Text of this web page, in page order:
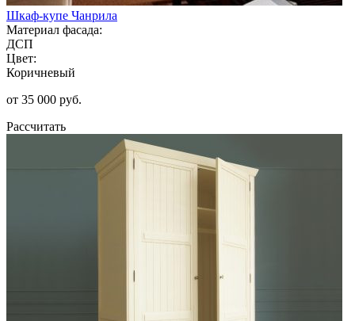
Шкаф-купе Чанрила
Материал фасада:
ДСП
Цвет:
Коричневый
от 35 000 руб.
Рассчитать